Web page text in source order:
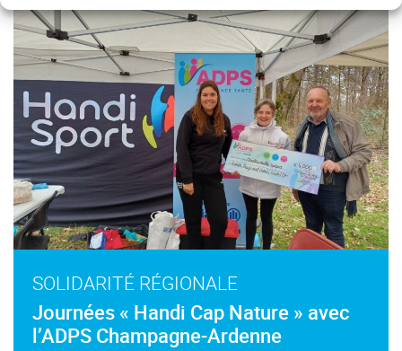
SOLIDARITÉ RÉGIONALE
Journées « Handi Cap Nature » avec
l’ADPS Champagne-Ardenne